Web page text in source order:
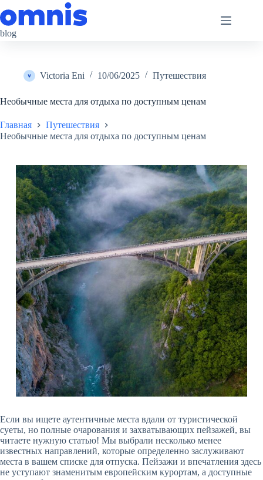
к
сути
blog
Victoria Eni 10/06/2025 Путешествия
Необычные места для отдыха по доступным ценам
Главная
Путешествия
Необычные места для отдыха по доступным ценам
Если вы ищете аутентичные места вдали от туристической
суеты, но полные очарования и захватывающих пейзажей, вы
читаете нужную статью! Мы выбрали несколько менее
известных направлений, которые определенно заслуживают
места в вашем списке для отпуска. Пейзажи и впечатления здесь
не уступают знаменитым европейским курортам, а доступные